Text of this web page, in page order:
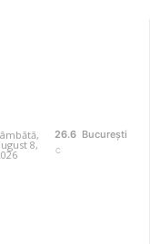
8,
26.6
C
București